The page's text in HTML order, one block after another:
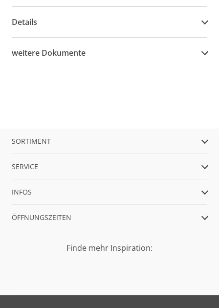
Details
weitere Dokumente
SORTIMENT
SERVICE
INFOS
ÖFFNUNGSZEITEN
Finde mehr Inspiration: